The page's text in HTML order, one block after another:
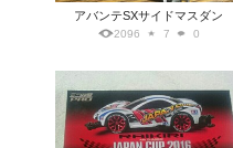
アバンテSXサイドマスダン
2096 7 0